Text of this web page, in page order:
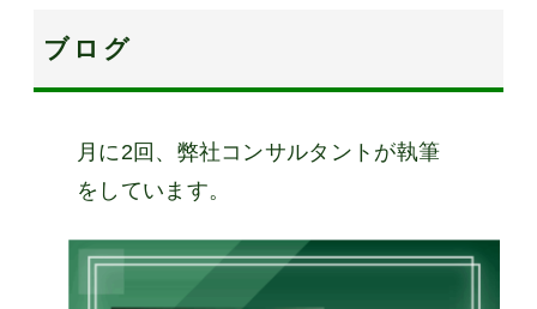
ブログ
月に2回、弊社コンサルタントが執筆
をしています。